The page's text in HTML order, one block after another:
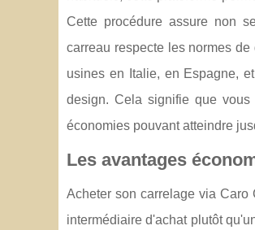
Cette procédure assure non
carreau respecte les normes
usines en Italie, en Espagne,
design. Cela signifie que
économies pouvant atteindre
Les avantages
Acheter son carrelage via Caro
intermédiaire d'achat plutôt